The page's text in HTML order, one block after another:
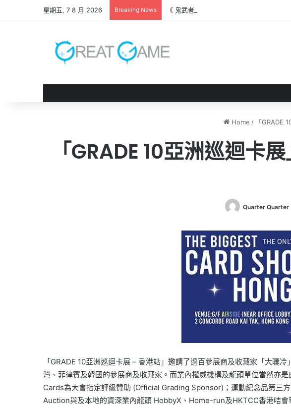
星期五, 7 8 月 2026 Breaking News 《 鬼武者 劍之道 》 實機試玩報告 源義經
Home / 「GRADE
「GRADE 10亞洲巡迴卡
Quarter Quarter
「GRADE 10亞洲巡迴卡展 – 香港站」邀請了過百參展商及收藏家「大曬
灣、菲律賓及韓國的參展商及收藏家。而業內權威機構及龍頭單位當然亦
Cards為大會指定評級贊助 (Official Grading Sponsor)；運動紀念品第
Auction與及本地的資深業內龍頭 HobbyX、Home-run及HKTCC香港咭